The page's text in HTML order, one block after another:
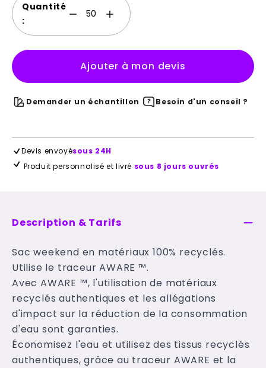
Quantité
:
Ajouter à mon devis
Demander un échantillon Besoin d'un conseil ?
Devis envoyésous 24H
Produit personnalisé et livré sous 8 jours ouvrés
Description & Tarifs
Sac weekend en matériaux 100% recyclés.
Utilise le traceur AWARE ™.
Avec AWARE ™, l'utilisation de matériaux
recyclés authentiques et les allégations
d'impact sur la réduction de la consommation
d'eau sont garanties.
Économisez l'eau et utilisez des tissus recyclés
authentiques, grâce au traceur AWARE et la